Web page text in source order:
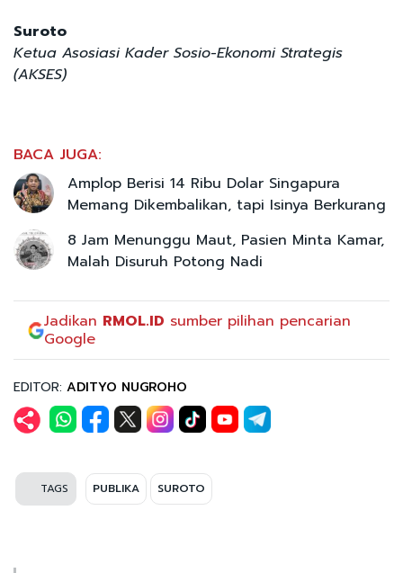
Suroto
Ketua Asosiasi Kader Sosio-Ekonomi Strategis
(AKSES)
BACA JUGA:
Amplop Berisi 14 Ribu Dolar Singapura
Memang Dikembalikan, tapi Isinya Berkurang
8 Jam Menunggu Maut, Pasien Minta Kamar,
Malah Disuruh Potong Nadi
Jadikan RMOL.ID sumber pilihan pencarian
Google
EDITOR: ADITYO NUGROHO
TAGS PUBLIKA SUROTO